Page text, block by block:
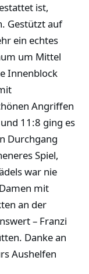
ist,
Gestützt auf
ein echtes
um Mittel
Innenblock
Angriffen
11:8 ging es
Durchgang
Spiel,
war nie
mit
an der
– Franzi
Danke an
Aushelfen